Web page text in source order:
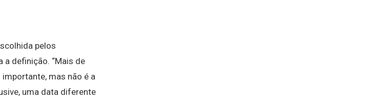
pelos
a definição. “Mais de
mas não é a
uma data diferente